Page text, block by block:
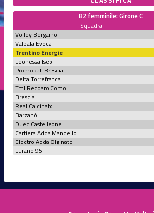
B2 femminile: Girone C
Squadra
Volley Bergamo
Valpala Evoca
Trentino Energie
Leonessa Iseo
Promoball Brescia
Delta Torrefranca
Tml Recoaro Como
Brescia
Real Calcinato
Barzanò
Duec Castelleone
Cartiera Adda Mandello
Electro Adda Olginate
Lurano 95